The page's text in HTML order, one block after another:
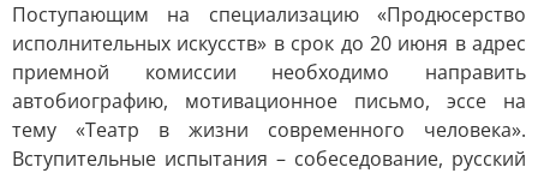
Поступающим на специализацию «Продюсерство
исполнительных искусств» в срок до 20 июня в адрес
приемной комиссии необходимо направить
автобиографию, мотивационное письмо, эссе на
тему «Театр в жизни современного человека».
Вступительные испытания – собеседование, русский